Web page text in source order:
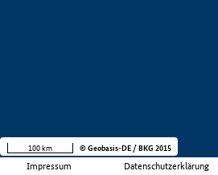
Impressum Datenschutzerklärung
100 km © Geobasis-DE / BKG 2015